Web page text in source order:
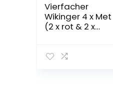
Vierfacher
Wikinger 4 x Met
(2 x rot & 2 x